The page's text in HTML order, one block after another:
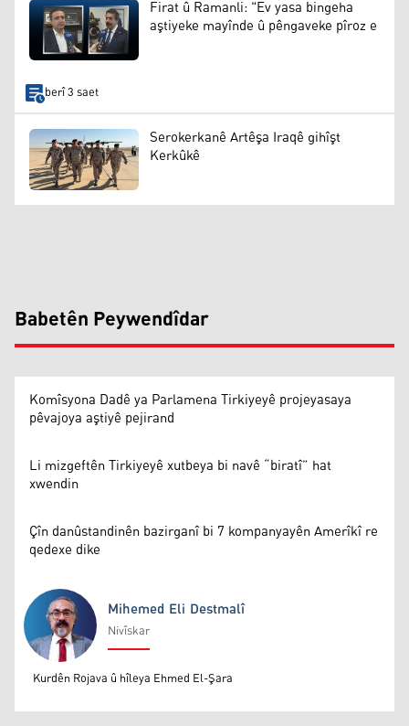
Firat û Ramanli: "Ev yasa bingeha
aştiyeke mayînde û pêngaveke pîroz e
berî 3 saet
Serokerkanê Artêşa Iraqê gihîşt
Kerkûkê
Babetên Peywendîdar
Komîsyona Dadê ya Parlamena Tirkiyeyê projeyasaya
pêvajoya aştiyê pejirand
Li mizgeftên Tirkiyeyê xutbeya bi navê “biratî” hat
xwendin
Çîn danûstandinên bazirganî bi 7 kompanyayên Amerîkî re
qedexe dike
Mihemed Eli Destmalî
Mihemed Eli Destmalî
Nivîskar
Kurdên Rojava û hîleya Ehmed El-Şara